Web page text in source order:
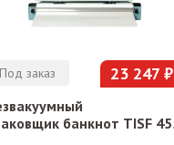
Под заказ 23 247 ₽
банкнот TISF